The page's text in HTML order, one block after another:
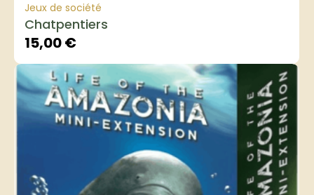
Jeux de société
Chatpentiers
15,00€